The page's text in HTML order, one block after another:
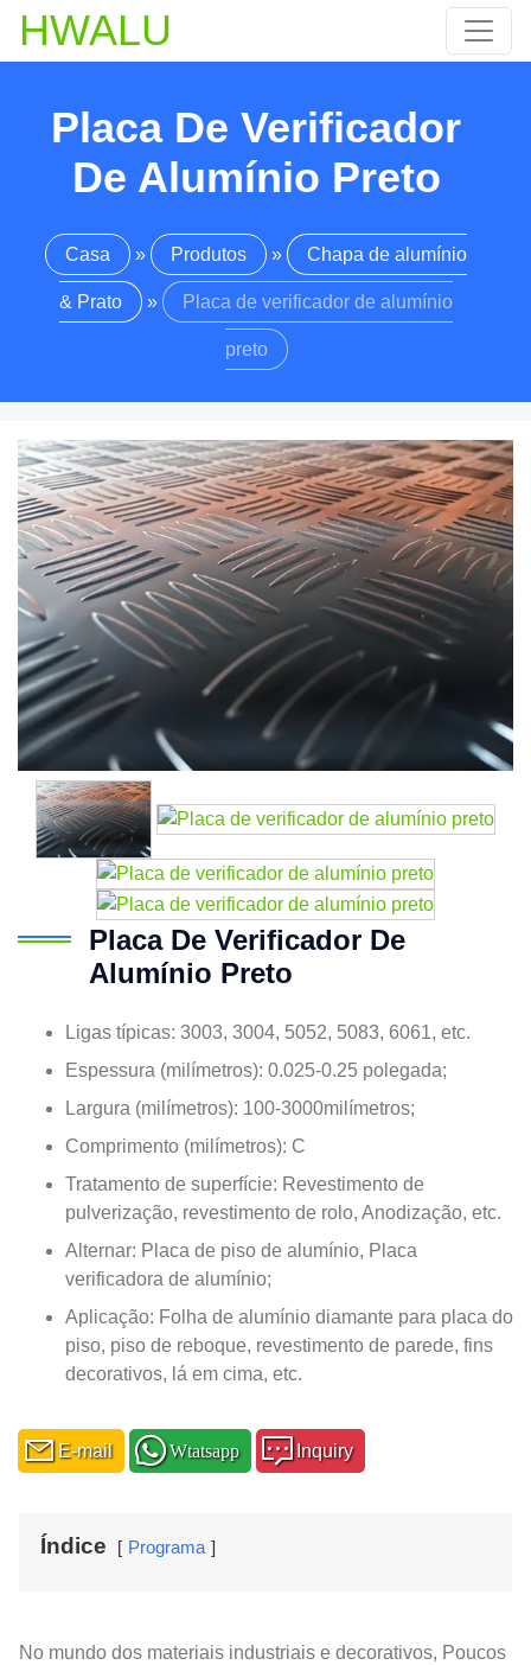
HWALU
Placa De Verificador
De Alumínio Preto
Casa » Produtos » Chapa de alumínio
& Prato » Placa de verificador de alumínio
preto
Placa De Verificador De
Alumínio Preto
Ligas típicas: 3003, 3004, 5052, 5083, 6061, etc.
Espessura (milímetros): 0.025-0.25 polegada;
Largura (milímetros): 100-3000milímetros;
Comprimento (milímetros): C
Tratamento de superfície: Revestimento de
pulverização, revestimento de rolo, Anodização, etc.
Alternar: Placa de piso de alumínio, Placa
verificadora de alumínio;
Aplicação: Folha de alumínio diamante para placa do
piso, piso de reboque, revestimento de parede, fins
decorativos, lá em cima, etc.
E-mail Wtatsapp Inquiry
Índice Programa
No mundo dos materiais industriais e decorativos, Poucos